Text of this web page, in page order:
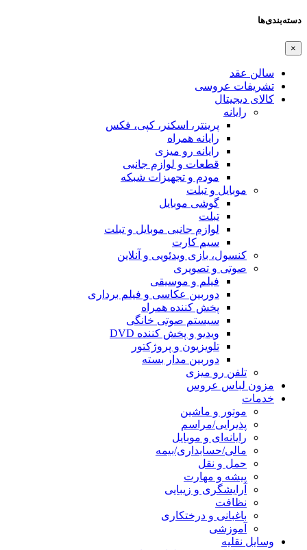
دسته‌بندی‌ها
×
سالن عقد
تشریفات عروسی
کالای دیجیتال
رایانه
پرینتر، اسکنر، کپی، فکس
رایانه همراه
رایانه رو میزی
قطعات و لوازم جانبی
مودم و تجهیزات شبکه
موبایل و تبلت
گوشی موبایل
تبلت
لوازم جانبی موبایل و تبلت
سیم کارت
کنسول، بازی‌ ویدئویی و آنلاین
صوتی و تصویری
فیلم و موسیقی
دوربین عکاسی و فیلم برداری
پخش کننده همراه
سیستم صوتی خانگی
ویدیو و پخش کننده DVD
تلویزیون و پروژکتور
دوربین مدار بسته
تلفن رو میزی
مزون لباس عروس
خدمات
موتور و ماشین
پذیرایی/مراسم
رایانه‌ای و موبایل
مالی/حسابداری/بیمه
حمل و نقل
پیشه و مهارت
آرایشگری و زیبایی
نظافت
باغبانی و درختکاری
آموزشی
وسایل نقلیه